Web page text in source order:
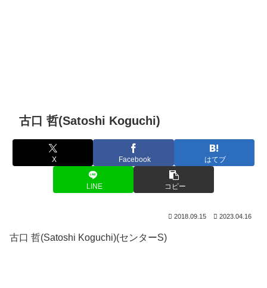
古口 哲(Satoshi Koguchi)
X Facebook はてブ
LINE コピー
2018.09.15 2023.04.16
古口 哲(Satoshi Koguchi)(センターS)